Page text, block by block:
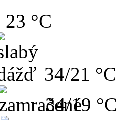
23 °C
34/21 °C
34/19 °C